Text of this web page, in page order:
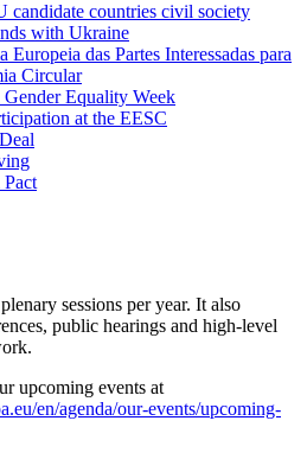
candidate countries civil society
with Ukraine
Europeia das Partes Interessadas para
Circular
Gender Equality Week
at the EESC
sessions per year. It also
public hearings and high-level
upcoming events at
en/agenda/our-events/upcoming-